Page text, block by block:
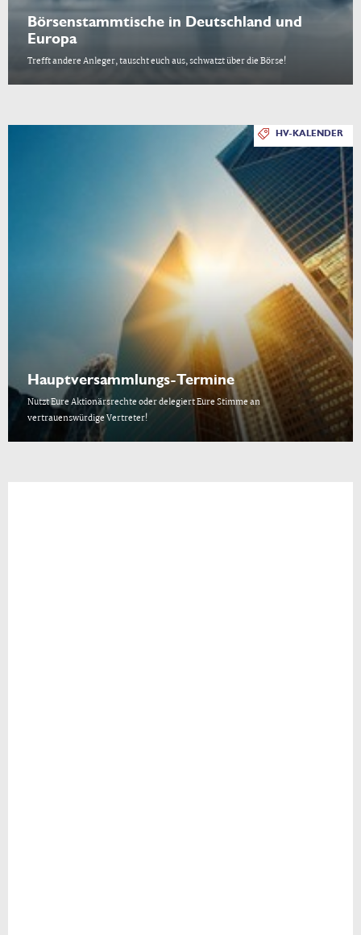
Börsenstammtische in Deutschland und
Europa
Trefft andere Anleger, tauscht euch aus, schwatzt über die Börse!
HV-KALENDER
Hauptversammlungs-Termine
Nutzt Eure Aktionärsrechte oder delegiert Eure Stimme an
vertrauenswürdige Vertreter!